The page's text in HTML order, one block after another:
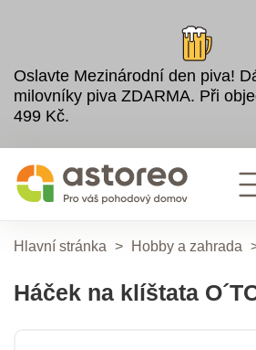
Oslavte Mezinárodní den piva!
milovníky piva ZDARMA. Při
499 Kč.
Hlavní stránka > Hobby a zahrada
Háček na klíštata